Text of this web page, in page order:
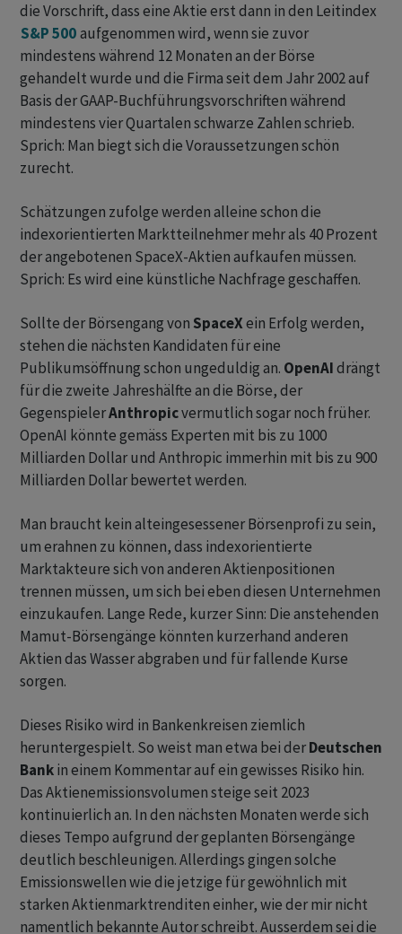
die Vorschrift, dass eine Aktie erst dann in den Leitindex
S&P 500aufgenommen wird, wenn sie zuvor
mindestens während 12 Monaten an der Börse
gehandelt wurde und die Firma seit dem Jahr 2002 auf
Basis der GAAP-Buchführungsvorschriften während
mindestens vier Quartalen schwarze Zahlen schrieb.
Sprich: Man biegt sich die Voraussetzungen schön
zurecht.
Schätzungen zufolge werden alleine schon die
indexorientierten Marktteilnehmer mehr als 40 Prozent
der angebotenen SpaceX-Aktien aufkaufen müssen.
Sprich: Es wird eine künstliche Nachfrage geschaffen.
Sollte der Börsengang von SpaceXein Erfolg werden,
stehen die nächsten Kandidaten für eine
Publikumsöffnung schon ungeduldig an. OpenAIdrängt
für die zweite Jahreshälfte an die Börse, der
GegenspielerAnthropicvermutlich sogar noch früher.
OpenAI könnte gemäss Experten mit bis zu 1000
Milliarden Dollar und Anthropic immerhin mit bis zu 900
Milliarden Dollar bewertet werden.
Man braucht kein alteingesessener Börsenprofi zu sein,
um erahnen zu können, dass indexorientierte
Marktakteure sich von anderen Aktienpositionen
trennen müssen, um sich bei eben diesen Unternehmen
einzukaufen. Lange Rede, kurzer Sinn: Die anstehenden
Mamut-Börsengänge könnten kurzerhand anderen
Aktien das Wasser abgraben und für fallende Kurse
sorgen.
Dieses Risiko wird in Bankenkreisen ziemlich
heruntergespielt. So weist man etwa bei derDeutschen
Bankin einem Kommentar auf ein gewisses Risiko hin.
Das Aktienemissionsvolumen steige seit 2023
kontinuierlich an. In den nächsten Monaten werde sich
dieses Tempo aufgrund der geplanten Börsengänge
deutlich beschleunigen. Allerdings gingen solche
Emissionswellen wie die jetzige für gewöhnlich mit
starken Aktienmarktrenditen einher, wie der mir nicht
namentlich bekannte Autor schreibt. Ausserdem sei die